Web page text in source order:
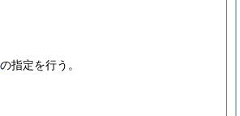
の指定を行う。